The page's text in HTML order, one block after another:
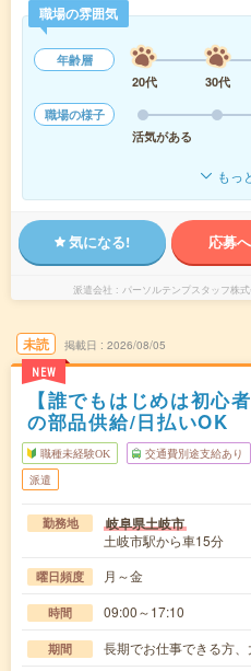
職場の雰囲気
年齢層
20代
30代
職場の様子
活気がある
もっ
気になる! 応募
派遣会社 パーソルテンプスタッフ株
未読
NEW
掲載日 2026/08/05
【誰でもはじめは初心
の部品供給/日払いOK
職種未経験OK 交通費別途支給あり
派遣
勤務地 岐阜県土岐市
土岐市駅から車15分
曜日頻度 月～金
時間 09:00～17:10
期間 長期でお仕事できる方、